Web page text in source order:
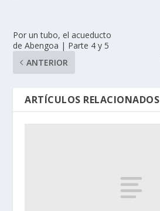
Por un tubo, el acueducto
de Abengoa | Parte 4 y 5
ANTERIOR
ARTÍCULOS RELACIONADOS